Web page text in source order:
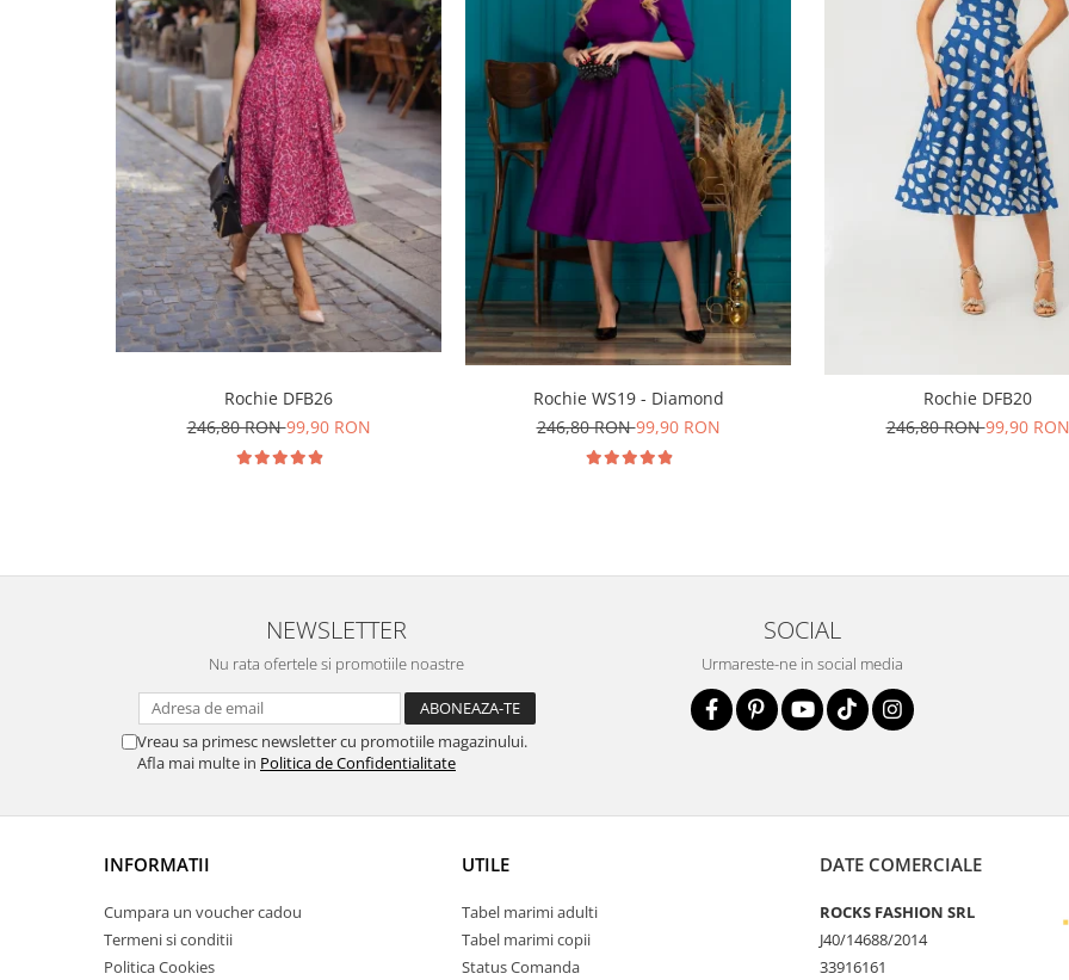
Rochie DFB26
246,80 RON99,90 RON
Rochie WS19 - Diamond
246,80 RON99,90 RON
Rochie DFB20
246,80 RON99,90 RON
NEWSLETTER
Nu rata ofertele si promotiile noastre
Vreau sa primesc newsletter cu promotiile magazinului.
Afla mai multe in Politica de Confidentialitate
SOCIAL
Urmareste-ne in social media
INFORMATII
Cumpara un voucher cadou
Termeni si conditii
Politica Cookies
UTILE
Tabel marimi adulti
Tabel marimi copii
Status Comanda
DATE COMERCIALE
ROCKS FASHION SRL
J40/14688/2014
33916161